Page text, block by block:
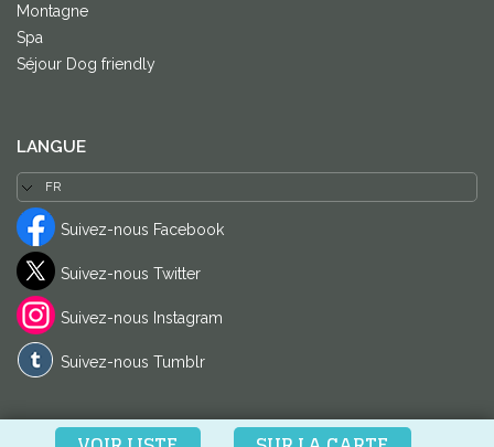
Montagne
Spa
Séjour Dog friendly
LANGUE
Suivez-nous Facebook
Suivez-nous Twitter
Suivez-nous Instagram
Suivez-nous Tumblr